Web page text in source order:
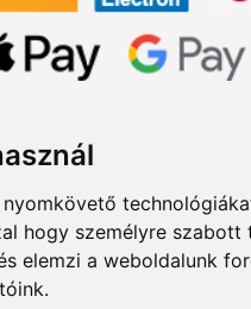
hogy személyre
elemzi a weboldalunk